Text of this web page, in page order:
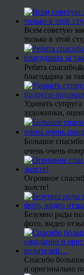
Всем советую
только в этой
Ребята
благодарна за
Удивить
художники,
Большое
очень очень
Огромное
холсте!
Безумно рады
фото, видео
Спасибо
и оригинально